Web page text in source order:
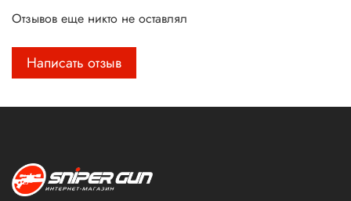
Отзывов еще никто не оставлял
Написать отзыв